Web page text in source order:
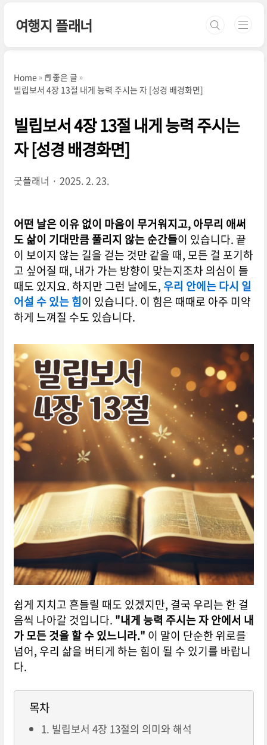
여행지 플래너
Home
📕좋은 글
빌립보서 4장 13절 내게 능력 주시는 자 [성경 배경화면]
빌립보서 4장 13절 내게 능력 주시는
자 [성경 배경화면]
굿플래너 2025. 2. 23.
어떤 날은 이유 없이 마음이 무거워지고, 아무리 애써
도 삶이 기대만큼 풀리지 않는 순간들이 있습니다. 끝
이 보이지 않는 길을 걷는 것만 같을 때, 모든 걸 포기하
고 싶어질 때, 내가 가는 방향이 맞는지조차 의심이 들
때도 있지요. 하지만 그런 날에도, 우리 안에는 다시 일
어설 수 있는 힘이 있습니다. 이 힘은 때때로 아주 미약
하게 느껴질 수도 있습니다.
쉽게 지치고 흔들릴 때도 있겠지만, 결국 우리는 한 걸
음씩 나아갈 것입니다. "내게 능력 주시는 자 안에서 내
가 모든 것을 할 수 있느니라." 이 말이 단순한 위로를
넘어, 우리 삶을 버티게 하는 힘이 될 수 있기를 바랍니
다.
목차
1. 빌립보서 4장 13절의 의미와 해석